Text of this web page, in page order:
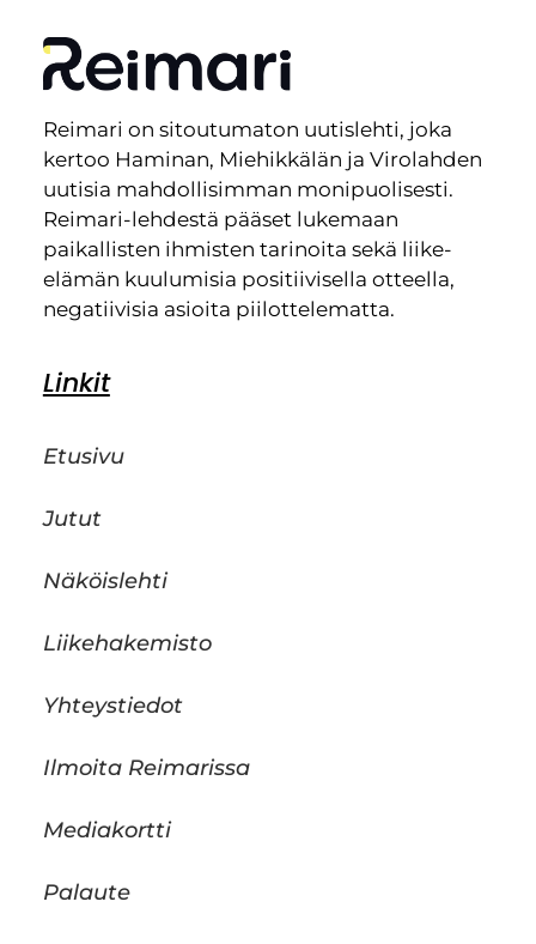
Reimari on sitoutumaton uutislehti, joka
kertoo Haminan, Miehikkälän ja Virolahden
uutisia mahdollisimman monipuolisesti.
Reimari-lehdestä pääset lukemaan
paikallisten ihmisten tarinoita sekä liike-
elämän kuulumisia positiivisella otteella,
negatiivisia asioita piilottelematta.
Linkit
Etusivu
Jutut
Näköislehti
Liikehakemisto
Yhteystiedot
Ilmoita Reimarissa
Mediakortti
Palaute